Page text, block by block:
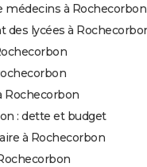
médecins à Rochecorbon
des lycées à
Rochecorbon
: dette et budget
à Rochecorbon